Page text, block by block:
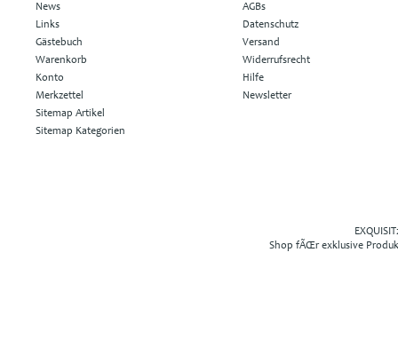
News
Links
Gästebuch
Warenkorb
Konto
Merkzettel
Sitemap Artikel
Sitemap Kategorien
AGBs
Datenschutz
Versand
Widerrufsrecht
Hilfe
Newsletter
Shop fÃŒr exklusive